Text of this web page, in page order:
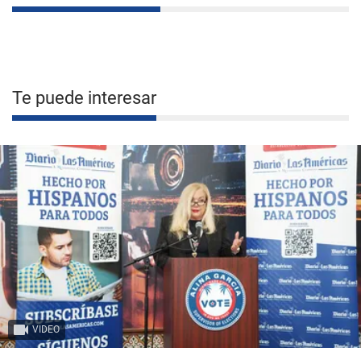
Te puede interesar
VIDEO